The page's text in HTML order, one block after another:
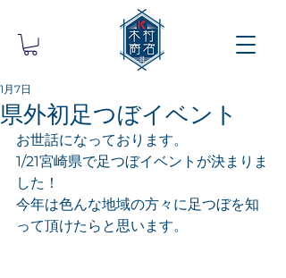
県外初足つぼイベント
1月7日
お世話になっております。
1/21宮崎県で足つぼイベントが決まりま
した！
今年は色んな地域の方々に足つぼを知
って頂けたらと思います。